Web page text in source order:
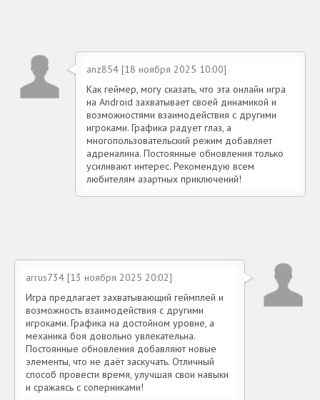
anz854 [18 ноября 2025 10:00]
Как геймер, могу сказать, что эта онлайн игра
на Android захватывает своей динамикой и
возможностями взаимодействия с другими
игроками. Графика радует глаз, а
многопользовательский режим добавляет
адреналина. Постоянные обновления только
усиливают интерес. Рекомендую всем
любителям азартных приключений!
arrus734 [13 ноября 2025 20:02]
Игра предлагает захватывающий геймплей и
возможность взаимодействия с другими
игроками. Графика на достойном уровне, а
механика боя довольно увлекательна.
Постоянные обновления добавляют новые
элементы, что не даёт заскучать. Отличный
способ провести время, улучшая свои навыки
и сражаясь с соперниками!